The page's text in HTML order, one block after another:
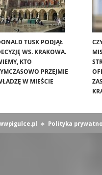
TUSK PODJĄŁ
WS. KRAKOWA.
KTO
PRZEJMIE
W MIEŚCIE
∗ Polityka